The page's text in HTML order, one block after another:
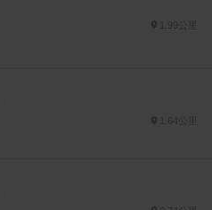
1.64公里